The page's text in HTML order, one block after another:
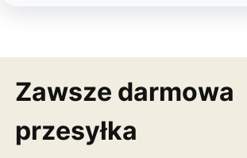
Zawsze darmowa
przesyłka